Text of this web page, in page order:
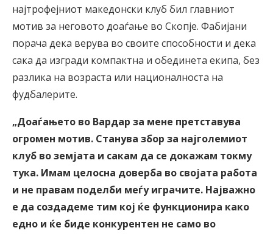
најтрофејниот македонски клуб бил главниот
мотив за неговото доаѓање во Скопје. Фабијани
порача дека верува во своите способности и дека
сака да изгради компактна и обединета екипа, без
разлика на возраста или националноста на
фудбалерите.
„Доаѓањето во Вардар за мене претставува
огромен мотив. Станува збор за најголемиот
клуб во земјата и сакам да се докажам токму
тука. Имам целосна доверба во својата работа
и не правам поделби меѓу играчите. Најважно
е да создадеме тим кој ќе функционира како
едно и ќе биде конкурентен не само во